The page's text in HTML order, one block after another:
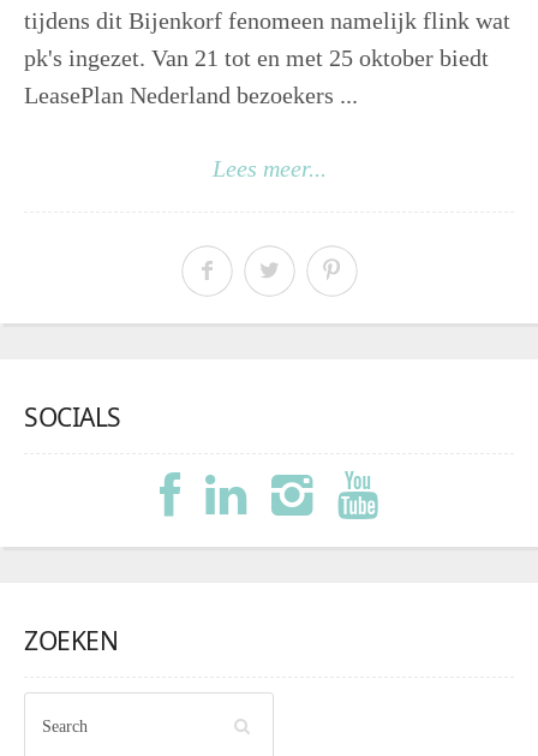
tijdens dit Bijenkorf fenomeen namelijk flink wat
pk's ingezet. Van 21 tot en met 25 oktober biedt
LeasePlan Nederland bezoekers ...
Lees meer...
SOCIALS
ZOEKEN